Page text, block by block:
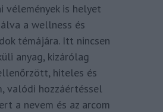
vélemények is helyet
a wellness és
témájára. Itt nincsen
anyag, kizárólag
hiteles és
valódi hozzáértéssel
a nevem és az arcom